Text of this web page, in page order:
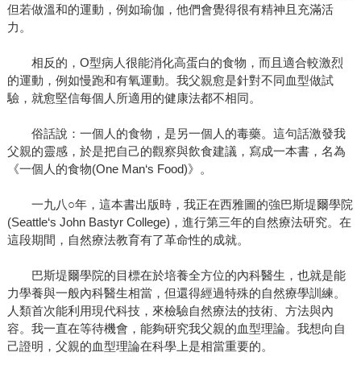
但若做溫和的運動，例如瑜伽，他們會覺得很有精神且充滿活
力。
相反的，O型病人很能消化高蛋白的食物，而且適合較激烈
的運動，例如慢跑和有氧運動。我父親愈是針對不同血型做試
驗，就愈堅信每個人所適用的健康法都不相同。
俗話說：一個人的食物，是另一個人的毒藥。這句話激發我
父親的靈感，於是把自己的觀察與飲食建議，寫成一本書，名為
《一個人的食物(One Man‘s Food)》。
一九八○年，這本書出版時，我正在西雅圖的強巴斯堤爾學院
(Seattle‘s John Bastyr College)，進行第三年的自然療法研究。在
這段期間，自然療法教育有了革命性的成就。
巴斯堤爾學院的目標在於培養全方位的內科醫生，也就是能
力學養與一般內科醫生相當，但還得經過特殊的自然療學訓練。
人類首次能利用現代科技，來檢驗自然療法的技術、方法與內
容。我一直在等待機會，能夠研究我父親的血型理論。我想向自
己證明，父親的血型理論在科學上是相當重要的。